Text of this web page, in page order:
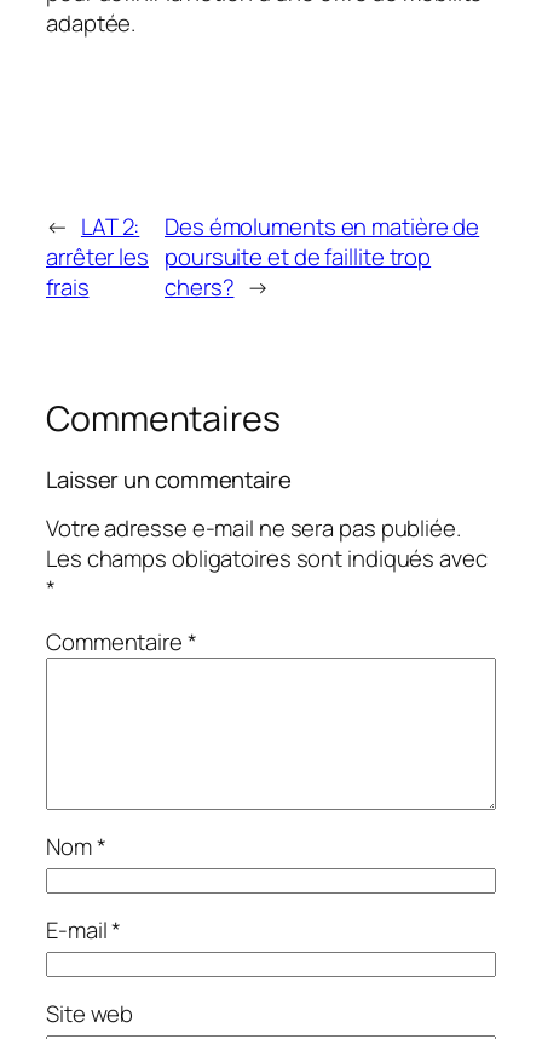
adaptée.
← LAT 2:
arrêter les
frais
Des émoluments en matière de
poursuite et de faillite trop
chers? →
Commentaires
Laisser un commentaire
Votre adresse e-mail ne sera pas publiée.
Les champs obligatoires sont indiqués avec
*
Commentaire*
Nom*
E-mail*
Site web